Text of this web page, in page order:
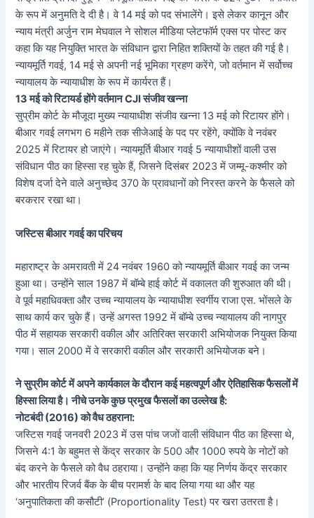
के रूप में अनुमति दे दी है। वे 14 मई को पद संभालेंगे। इसे लेकर कानून और
न्याय मंत्री अर्जुन राम मेघवाल ने सोशल मीडिया प्लेटफॉर्म एक्स पर पोस्ट कर
कहा कि यह नियुक्ति भारत के संविधान द्वारा निहित शक्तियों के तहत की गई है।
न्यायमूर्ति गवई, 14 मई से अपनी नई भूमिका ग्रहण करेंगे, जो वर्तमान में सर्वोच्च
न्यायालय के न्यायाधीश के रूप में कार्यरत हैं।
13 मई को रिटायर्ड होंगे वर्तमान CJI संजीव खन्ना
सुप्रीम कोर्ट के मौजूदा मुख्य न्यायाधीश संजीव खन्ना 13 मई को रिटायर होंगे।
बीआर गवई लगभग 6 महीने तक सीजेआई के पद पर रहेंगे, क्योंकि वे नवंबर
2025 में रिटायर हो जाएंगे। न्यायमूर्ति बीआर गवई 5 न्यायाधीशों वाली उस
संविधान पीठ का हिस्सा रह चुके हैं, जिसने दिसंबर 2023 में जम्मू-कश्मीर को
विशेष दर्जा देने वाले अनुच्छेद 370 के प्रावधानों को निरस्त करने के फैसले को
बरकरार रखा था।
जस्टिस बीआर गवई का परिचय
महाराष्ट्र के अमरावती में 24 नवंबर 1960 को न्यायमूर्ति बीआर गवई का जन्म
हुआ था। उन्होंने साल 1987 में बॉम्बे हाई कोर्ट में वकालत की शुरुआत की थी।
वे पूर्व महाधिवक्ता और उच्च न्यायालय के न्यायाधीश स्वर्गीय राजा एस. भोंसले के
साथ कार्य कर चुके हैं। उन्हें अगस्त 1992 में बॉम्बे उच्च न्यायालय की नागपुर
पीठ में सहायक सरकारी वकील और अतिरिक्त सरकारी अभियोजक नियुक्त किया
गया। साल 2000 में वे सरकारी वकील और सरकारी अभियोजक बने।
ने सुप्रीम कोर्ट में अपने कार्यकाल के दौरान कई महत्वपूर्ण और ऐतिहासिक फैसलों में
हिस्सा लिया है। नीचे उनके कुछ प्रमुख फैसलों का उल्लेख है:
नोटबंदी (2016) को वैध ठहराना:
जस्टिस गवई जनवरी 2023 में उस पांच जजों वाली संविधान पीठ का हिस्सा थे,
जिसने 4:1 के बहुमत से केंद्र सरकार के 500 और 1000 रुपये के नोटों को
बंद करने के फैसले को वैध ठहराया। उन्होंने कहा कि यह निर्णय केंद्र सरकार
और भारतीय रिजर्व बैंक के बीच परामर्श के बाद लिया गया था और यह
‘अनुपातिकता की कसौटी’ (Proportionality Test) पर खरा उतरता है।